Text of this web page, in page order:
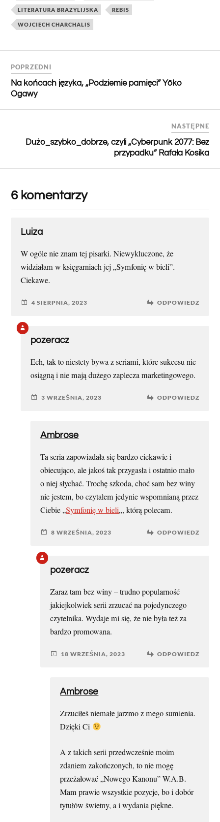
LITERATURA BRAZYLIJSKA REBIS
WOJCIECH CHARCHALIS
POPRZEDNI
Na końcach języka, „Podziemie pamięci” Yōko
Ogawy
NASTĘPNE
Dużo_szybko_dobrze, czyli „Cyberpunk 2077: Bez
przypadku” Rafała Kosika
6 komentarzy
Luiza
W ogóle nie znam tej pisarki. Niewykluczone, że
widziałam w księgarniach jej „Symfonię w bieli”.
Ciekawe.
4 SIERPNIA, 2023 ODPOWIEDZ
pozeracz
Ech, tak to niestety bywa z seriami, które sukcesu nie
osiągną i nie mają dużego zaplecza marketingowego.
3 WRZEŚNIA, 2023 ODPOWIEDZ
Ambrose
Ta seria zapowiadała się bardzo ciekawie i
obiecująco, ale jakoś tak przygasła i ostatnio mało
o niej słychać. Trochę szkoda, choć sam bez winy
nie jestem, bo czytałem jedynie wspomnianą przez
Ciebie „Symfonię w bieli„, którą polecam.
8 WRZEŚNIA, 2023 ODPOWIEDZ
pozeracz
Zaraz tam bez winy – trudno popularność
jakiejkolwiek serii zrzucać na pojedynczego
czytelnika. Wydaje mi się, że nie była też za
bardzo promowana.
18 WRZEŚNIA, 2023 ODPOWIEDZ
Ambrose
Zrzuciłeś niemałe jarzmo z mego sumienia.
Dzięki Ci
A z takich serii przedwcześnie moim
zdaniem zakończonych, to nie mogę
przeżałować „Nowego Kanonu” W.A.B.
Mam prawie wszystkie pozycje, bo i dobór
tytułów świetny, a i wydania piękne.